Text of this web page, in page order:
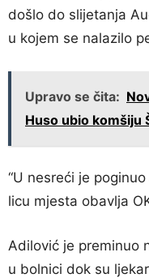
došlo do slijetanja
u kojem se nalazilo
Upravo se čita:
Huso ubio komšiju
“U nesreći je
licu mjesta obavlja
Adilović je preminuo
u bolnici dok su